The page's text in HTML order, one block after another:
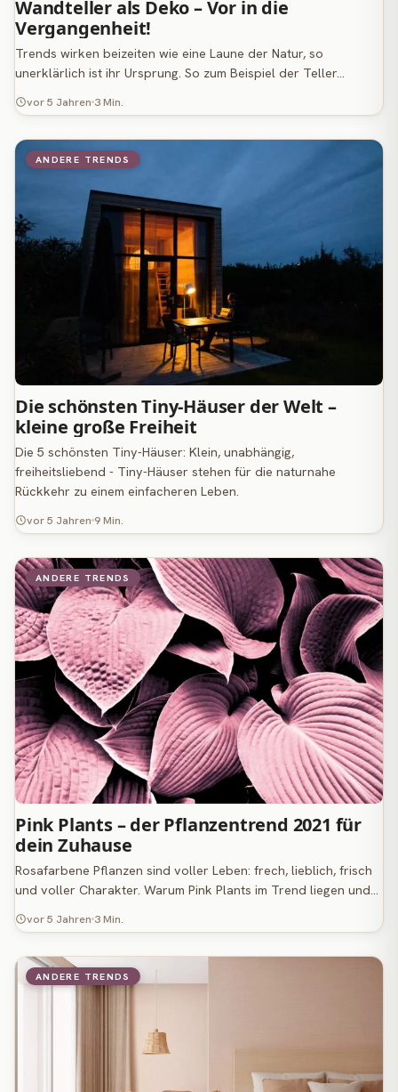
Wandteller als Deko – Vor in die
Vergangenheit!
Trends wirken beizeiten wie eine Laune der Natur, so
unerklärlich ist ihr Ursprung. So zum Beispiel der Teller…
vor 5 Jahren 3 Min.
ANDERE TRENDS
Die schönsten Tiny-Häuser der Welt –
kleine große Freiheit
Die 5 schönsten Tiny-Häuser: Klein, unabhängig,
freiheitsliebend - Tiny-Häuser stehen für die naturnahe
Rückkehr zu einem einfacheren Leben.
vor 5 Jahren 9 Min.
ANDERE TRENDS
Pink Plants – der Pflanzentrend 2021 für
dein Zuhause
Rosafarbene Pflanzen sind voller Leben: frech, lieblich, frisch
und voller Charakter. Warum Pink Plants im Trend liegen und…
vor 5 Jahren 3 Min.
ANDERE TRENDS